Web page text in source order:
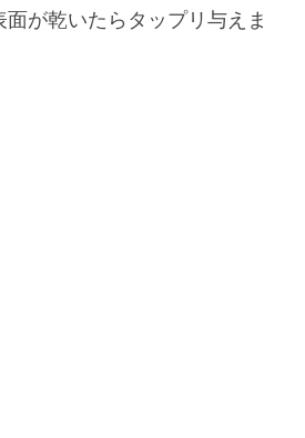
が乾いたらタップリ与えま